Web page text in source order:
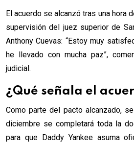
El acuerdo se alcanzó tras una hora
supervisión del juez superior de
Anthony Cuevas: “Estoy muy
he llevado con mucha paz”,
judicial.
¿Qué señala el
Como parte del pacto alcanzado,
diciembre se completará toda la
para que Daddy Yankee asuma